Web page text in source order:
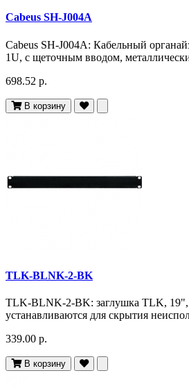
Cabeus SH-J004A
Cabeus SH-J004A: Кабельный
1U, с щеточным вводом,
698.52 р.
В корзину
TLK-BLNK-2-BK
TLK-BLNK-2-BK: заглушка TLK, 19",
устанавливаются для скрытия
339.00 р.
В корзину